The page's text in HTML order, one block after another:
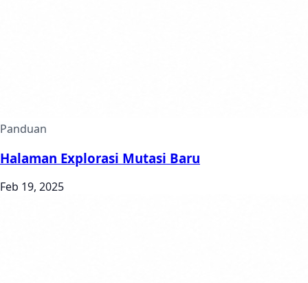
Panduan
Halaman Explorasi Mutasi Baru
Feb 19, 2025